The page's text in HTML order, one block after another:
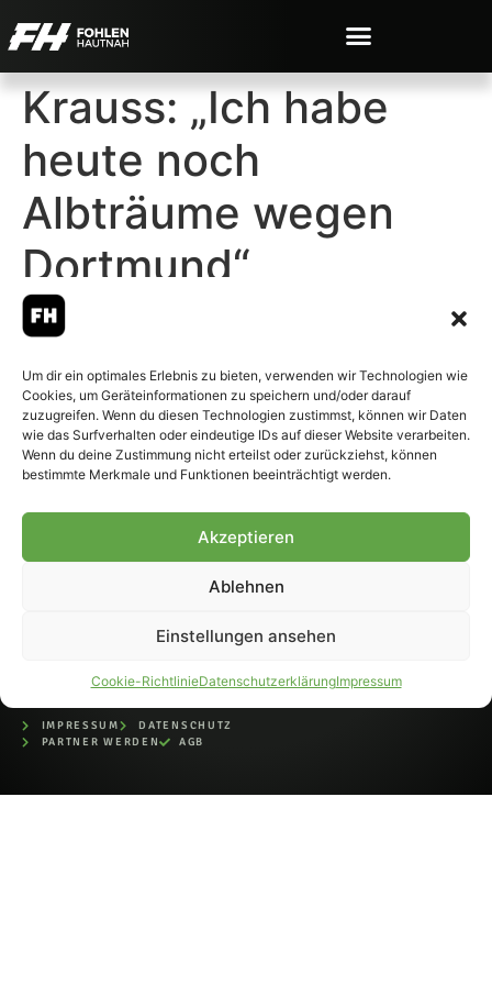
Um dir ein optimales Erlebnis zu bieten, verwenden wir Technologien wie
Cookies, um Geräteinformationen zu speichern und/oder darauf
zuzugreifen. Wenn du diesen Technologien zustimmst, können wir Daten
wie das Surfverhalten oder eindeutige IDs auf dieser Website verarbeiten.
Wenn du deine Zustimmung nicht erteilst oder zurückziehst, können
bestimmte Merkmale und Funktionen beeinträchtigt werden.
Akzeptieren
Ablehnen
Einstellungen ansehen
Cookie-RichtlinieDatenschutzerklärungImpressum
Krauss: „Ich habe
heute noch
Albträume wegen
Dortmund“
© 2007-2026 Fohlen-Hautnah.de
– Alle rechte vorbehalten.
Fohlen-Hautnah.de ist ein
offiziell eingetragenes Magazin
IMPRESSUM
DATENSCHUTZ
PARTNER WERDEN
AGB